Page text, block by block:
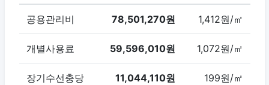
공용관리비 78,501,270원 1,412원/㎡
개별사용료 59,596,010원 1,072원/㎡
장기수선충당
11,044,110원 199원/㎡